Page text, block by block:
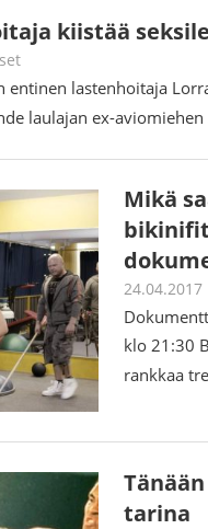
kiistää
entinen lastenhoitaja
laulajan ex-aviomiehen
Mikä
24.04.2017
klo 21:30
rankkaa
tarina